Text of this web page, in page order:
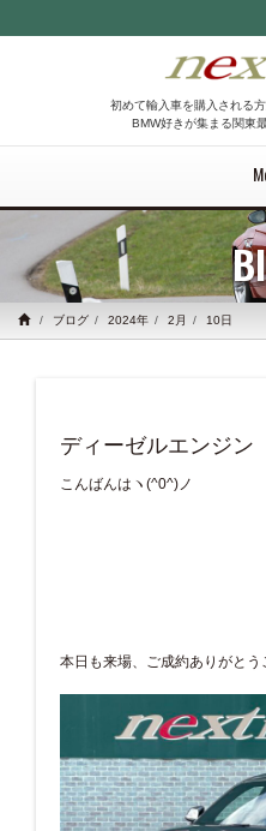
初めて輸入車を購入される
BMW好きが集まる関東
ブログ 2024年 2月 10日
ディーゼルエンジン
こんばんはヽ(^0^)ノ
本日も来場、ご成約ありがとう